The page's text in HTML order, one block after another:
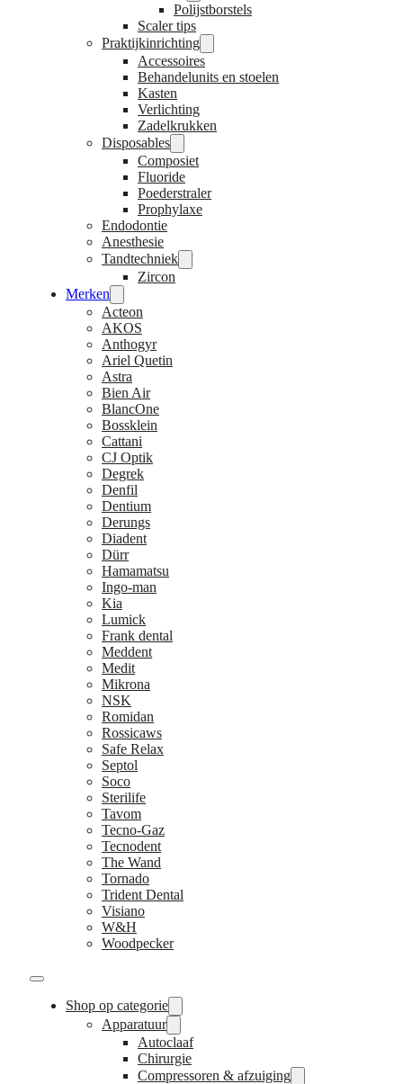
Polijstborstels
Scaler tips
Praktijkinrichting
Accessoires
Behandelunits en stoelen
Kasten
Verlichting
Zadelkrukken
Disposables
Composiet
Fluoride
Poederstraler
Prophylaxe
Endodontie
Anesthesie
Tandtechniek
Zircon
Merken
Acteon
AKOS
Anthogyr
Ariel Quetin
Astra
Bien Air
BlancOne
Bossklein
Cattani
CJ Optik
Degrek
Denfil
Dentium
Derungs
Diadent
Dürr
Hamamatsu
Ingo-man
Kia
Lumick
Frank dental
Meddent
Medit
Mikrona
NSK
Romidan
Rossicaws
Safe Relax
Septol
Soco
Sterilife
Tavom
Tecno-Gaz
Tecnodent
The Wand
Tornado
Trident Dental
Visiano
W&H
Woodpecker
Shop op categorie
Apparatuur
Autoclaaf
Chirurgie
Compressoren & afzuiging